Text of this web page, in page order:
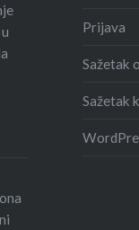
Prijava
Sažetak
Sažetak